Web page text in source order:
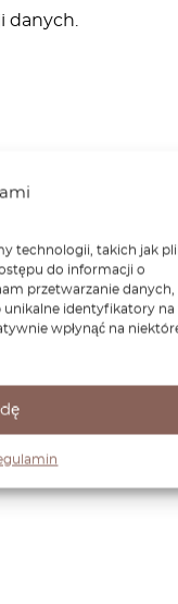
technologii, takich jak
do informacji o
przetwarzanie danych,
unikalne identyfikatory na
wpłynąć na
danych.